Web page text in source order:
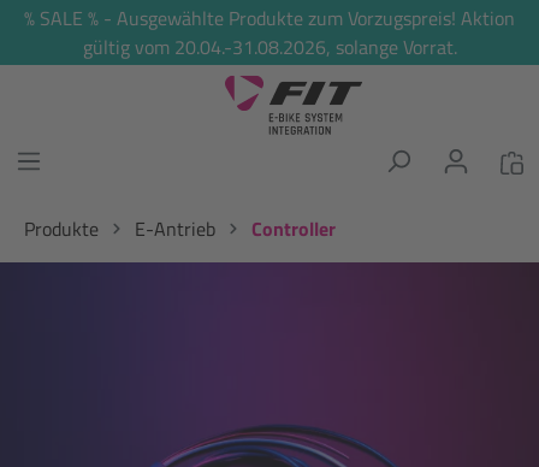
springen
% SALE % - Ausgewählte Produkte zum Vorzugspreis! Aktion
gültig vom 20.04.-31.08.2026, solange Vorrat.
Produkte E-Antrieb Controller